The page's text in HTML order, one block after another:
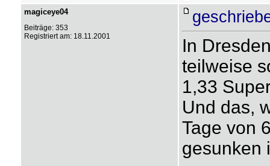
magiceye04
Beiträge: 353
Registriert am: 18.11.2001
In
teilweise
1,33
Und das,
Tage von
gesunken